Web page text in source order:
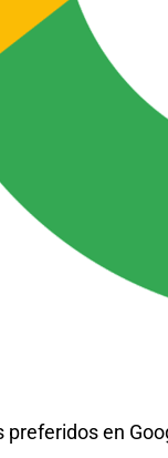
preferidos en